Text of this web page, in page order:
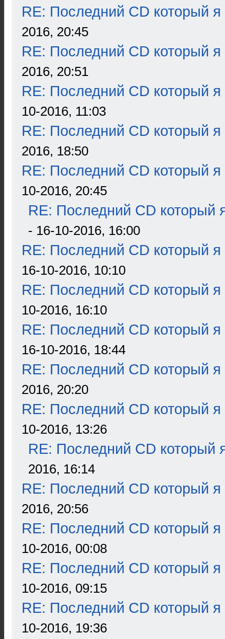
RE: Последний CD который я
2016, 20:45
RE: Последний CD который я
2016, 20:51
RE: Последний CD который я
10-2016, 11:03
RE: Последний CD который я
2016, 18:50
RE: Последний CD который я
10-2016, 20:45
RE: Последний CD который
- 16-10-2016, 16:00
RE: Последний CD который я
16-10-2016, 10:10
RE: Последний CD который я
10-2016, 16:10
RE: Последний CD который я
16-10-2016, 18:44
RE: Последний CD который я
2016, 20:20
RE: Последний CD который я
10-2016, 13:26
RE: Последний CD который
2016, 16:14
RE: Последний CD который я
2016, 20:56
RE: Последний CD который я
10-2016, 00:08
RE: Последний CD который я
10-2016, 09:15
RE: Последний CD который я
10-2016, 19:36